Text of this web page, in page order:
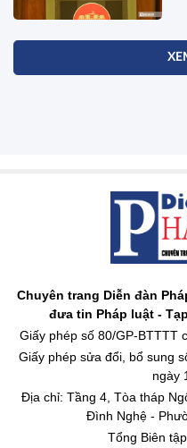
Chuyên trang Diễn đàn
đưa tin Pháp luật -
Giấy phép số 80/GP-BTTTT
Giấy phép sửa đổi, bổ sung
ngày
Địa chỉ: Tầng 4, Tòa tháp
Đình Nghệ -
Tổng Biên